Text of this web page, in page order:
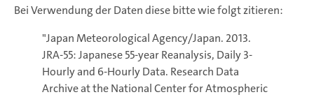
Bei Verwendung der Daten diese bitte wie folgt zitieren:
"Japan Meteorological Agency/Japan. 2013.
JRA-55: Japanese 55-year Reanalysis, Daily 3-
Hourly and 6-Hourly Data. Research Data
Archive at the National Center for Atmospheric